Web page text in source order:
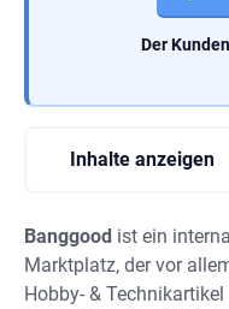
Der
Inhalte anzeigen
Banggood ist ein
Marktplatz, der vor
Hobby- &